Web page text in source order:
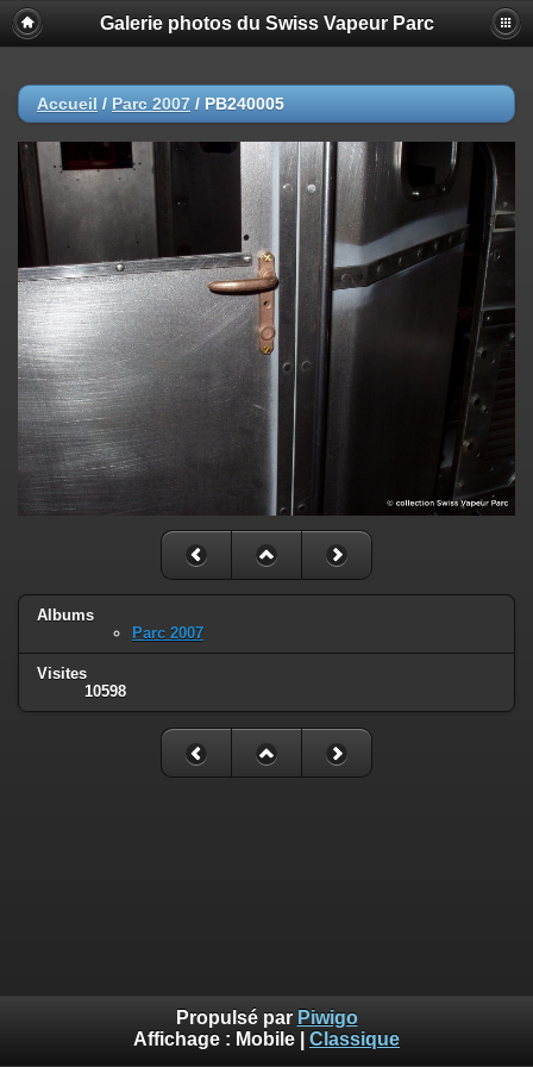
Galerie photos du Swiss Vapeur Parc
Accueil / Parc 2007 / PB240005
Albums
Parc 2007
Visites
10598
Propulsé par Piwigo
Affichage : Mobile Classique